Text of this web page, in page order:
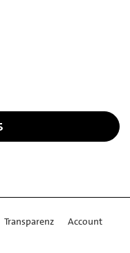
Transparenz
Account